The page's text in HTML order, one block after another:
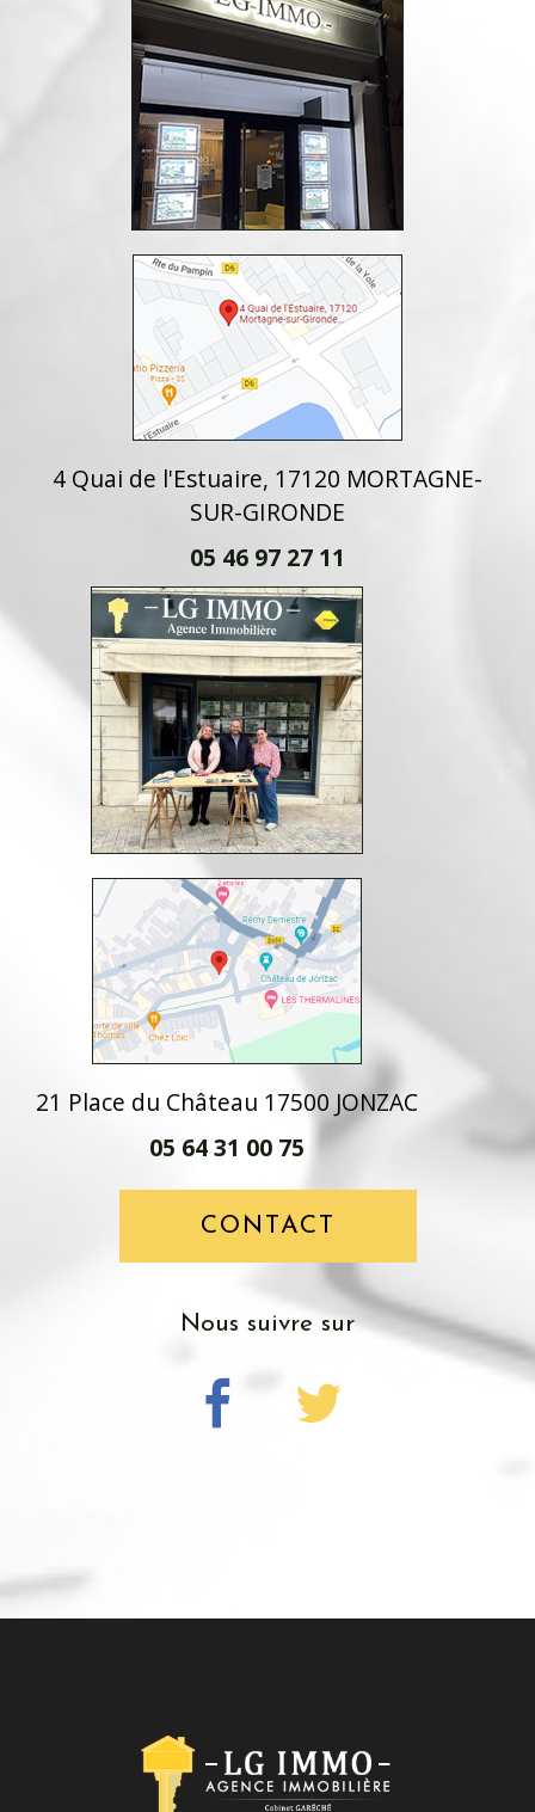
4 Quai de l'Estuaire, 17120 MORTAGNE-
SUR-GIRONDE
05 46 97 27 11
21 Place du Château 17500 JONZAC
05 64 31 00 75
CONTACT
Nous suivre sur